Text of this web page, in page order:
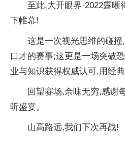
至此,大开眼界·2022露
下帷幕!
这是一次视光思维的碰
口才的赛事;这更是一场突破
业与知识获得权威认可,用经
回望赛场,余味无穷,感谢
听盛宴。
山高路远,我们下次再战!